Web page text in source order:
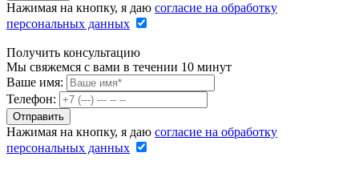
Нажимая на кнопку, я даю согласие на обработку
персональных данных
Получить консультацию
Мы свяжемся с вами в течении 10 минут
Ваше имя:
Телефон:
Нажимая на кнопку, я даю согласие на обработку
персональных данных